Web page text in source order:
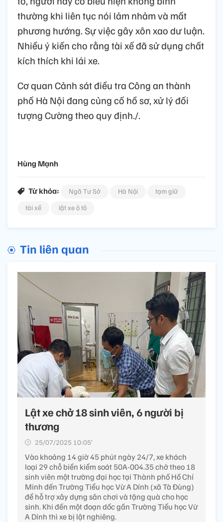
thường khi liên tục nói lảm nhảm và mất
phương hướng. Sự việc gây xôn xao dư luận.
Nhiều ý kiến cho rằng tài xế đã sử dụng chất
kích thích khi lái xe.
Cơ quan Cảnh sát điều tra Công an thành
phố Hà Nội đang củng cố hồ sơ, xử lý đối
tượng Cường theo quy định./.
Hùng Mạnh
Từ khóa: Ngã Tư Sở Hà Nội
tạm giữ
tài xế
lật xe ô tô
Tin liên quan
Lật xe chở 18 sinh viên, 6 người bị
thương
25/07/2025 10:05’
Vào khoảng 14 giờ 45 phút ngày 24/7, xe khách
loại 29 chỗ biển kiểm soát 50A-004.35 chở theo 18
sinh viên một trường đại học tại Thành phố Hồ Chí
Minh đến Trường Tiểu học Vừ A Dính (xã Tà Đùng)
để hỗ trợ xây dựng sân chơi và tặng quà cho học
sinh. Khi đến một đoạn dốc gần Trường Tiểu học Vừ
A Dính thì xe bị lật nghiêng.